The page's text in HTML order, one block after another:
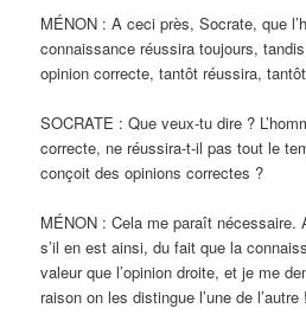
MÉNON : A ceci près, Socrate, que
connaissance réussira toujours,
opinion correcte, tantôt réussira,
SOCRATE : Que veux-tu dire ?
correcte, ne réussira-t-il pas tout le
conçoit des opinions correctes ?
MÉNON : Cela me paraît nécessaire.
s’il en est ainsi, du fait que la
valeur que l’opinion droite, et je me
raison on les distingue l’une de